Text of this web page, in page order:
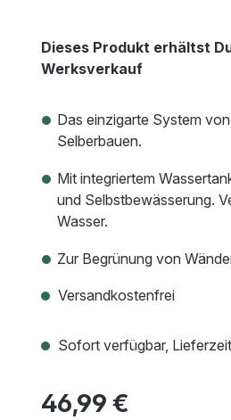
Dieses Produkt erhältst
Werksverkauf
Das einzigarte System
Selberbauen.
Mit integriertem
und Selbstbewässerung.
Wasser.
Zur Begrünung von
Versandkostenfrei
Sofort verfügbar,
46,99 €